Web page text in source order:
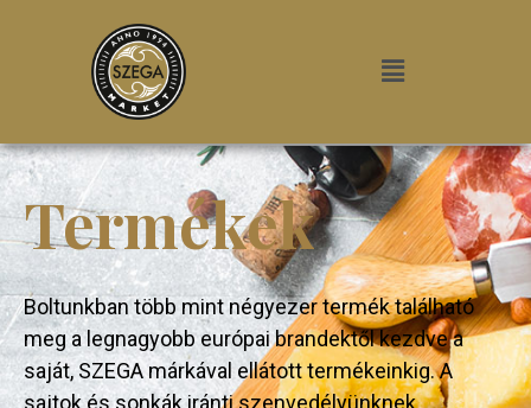
Termékek
Boltunkban több mint négyezer termék található
meg a legnagyobb európai brandektől kezdve a
saját, SZEGA márkával ellátott termékeinkig. A
sajtok és sonkák iránti szenvedélyünknek